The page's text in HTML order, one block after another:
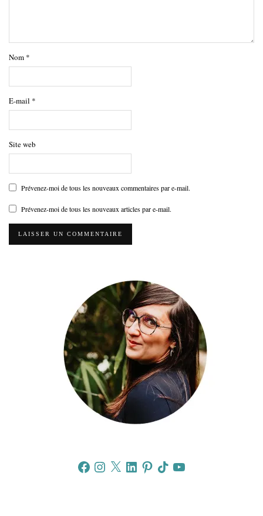
Nom *
E-mail *
Site web
Prévenez-moi de tous les nouveaux commentaires par e-mail.
Prévenez-moi de tous les nouveaux articles par e-mail.
FacebookInstagram
X LinkedInPinterestTikTokYouTube